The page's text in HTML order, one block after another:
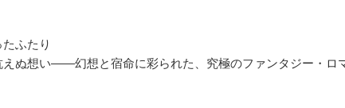
ふたり
ぬ想い――幻想と宿命に彩られた、究極のファンタジー・ロ